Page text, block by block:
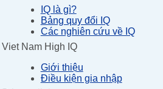
IQ là gì?
Bảng quy đổi IQ
Các nghiên cứu về IQ
Viet Nam High IQ
Giới thiệu
Điều kiện gia nhập